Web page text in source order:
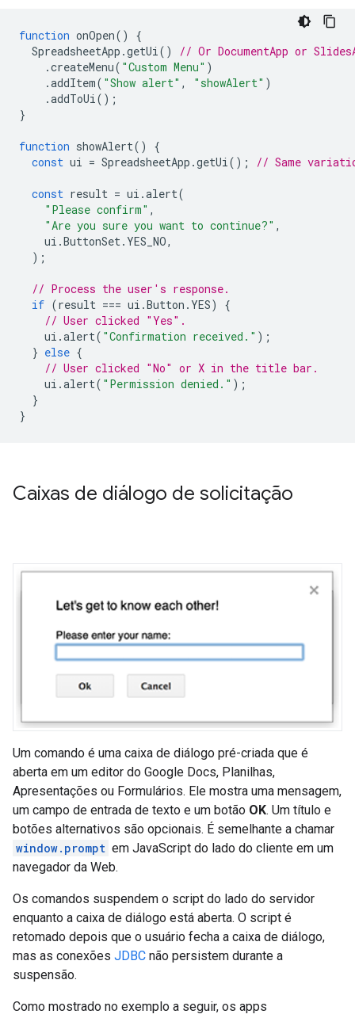
function onOpen()
{
SpreadsheetApp .getUi ()
// Or DocumentApp or
.createMenu( "Custom Menu" )
.addItem( "Show alert" , "showAlert" )
.addToUi ();
}
function showAlert()
{
const ui = SpreadsheetApp .getUi (); // Same
const result = ui .alert(
"Please confirm" ,
"Are you sure you want to continue?" ,
ui .ButtonSet . YES_NO,
);
// Process the user's response.
if (result === ui .Button . YES)
{
// User clicked "Yes".
ui .alert( "Confirmation received." );
} else {
// User clicked "No" or X in the title bar.
ui .alert( "Permission denied." );
}
}
Caixas de diálogo de solicitação
Um comando é uma caixa de diálogo pré-criada que é
aberta em um editor do Google Docs, Planilhas,
Apresentações ou Formulários. Ele mostra uma mensagem,
um campo de entrada de texto e um botão OK. Um título e
botões alternativos são opcionais. É semelhante a chamar
window.prompt em JavaScript do lado do cliente em um
navegador da Web.
Os comandos suspendem o script do lado do servidor
enquanto a caixa de diálogo está aberta. O script é
retomado depois que o usuário fecha a caixa de diálogo,
mas as conexões JDBC não persistem durante a
suspensão.
Como mostrado no exemplo a seguir, os apps